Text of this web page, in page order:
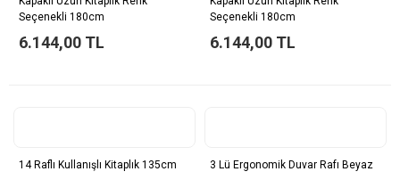
Seçenekli 180cm
6.144,00 TL
Seçenekli 180cm
6.144,00 TL
14 Raflı Kullanışlı Kitaplık 135cm 3 Lü Ergonomik Duvar Rafı Beyaz